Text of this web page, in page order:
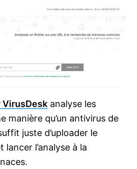
VirusDesk analyse les
manière qu’un antivirus de
juste d’uploader le
l’analyse à la